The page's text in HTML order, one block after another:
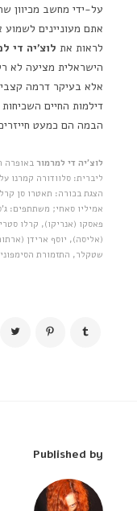
על-ידי מחשב מכיוון
אתם מעוניינים
לראות את לוצ'יה די
הישראלית מציעה לא
אלא בעיקר דרמה
דילמות החיים
הבמה הם כמעט
לוצ'יה די למרמור
ליברית: סלוודורה קמרנו
אמיליו סאחי; משתתפים:
פאסקו (אנריקו), קרלו
(אליסה), יוסף ארידן
שטקלר, התזמורת
Published by